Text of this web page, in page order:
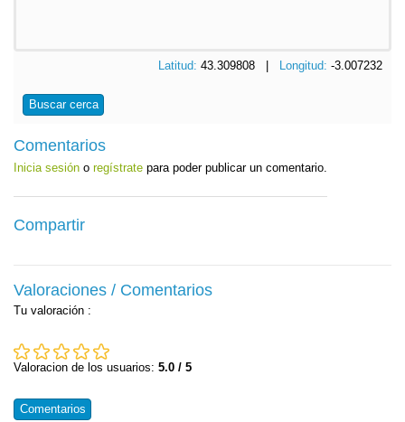
Latitud: 43.309808 | Longitud: -3.007232
Buscar cerca
Comentarios
Inicia sesión o regístrate para poder publicar un comentario.
Compartir
Valoraciones / Comentarios
Tu valoración :
Valoracion de los usuarios: 5.0 / 5
Comentarios